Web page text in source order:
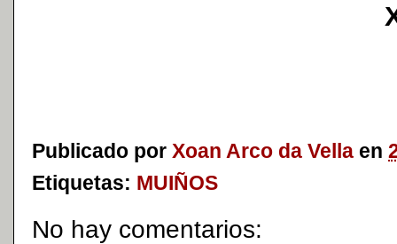
Publicado por Xoan Arco da Vella en
Etiquetas: MUIÑOS
No hay comentarios: